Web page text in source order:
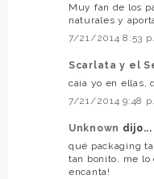
Muy fan de los
naturales y
7/21/2014 8:53
Scarlata y el
caia yo en ellas,
7/21/2014 9:48
Unknown dijo...
qué packaging
tan bonito. me lo
encanta!